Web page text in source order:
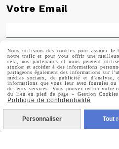
Votre Email
Prénom
Vous pouvez vous désinscrire
Nous utilisons des cookies pour assurer le
notre trafic et pour vous offrir une
cela, nos partenaires et nous peuvent
stocker et accéder à des informations
partageons également des informations sur
médias sociaux, de publicité et d'analyse,
informations que vous leur avez fournies
de leurs services. Vous pouvez retirer votre
du lien en pied de page « Gestion
Politique de confidentialité
Personnaliser Tout